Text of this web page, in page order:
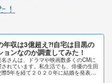
！
年収は3億超え⁈自宅は目黒の
ョンなのか調査してみた！
さんは、ドラマや映画数多くのCMに
れています。私生活でも、俳優の生田
5年を経て２０２０年に結婚を発表し